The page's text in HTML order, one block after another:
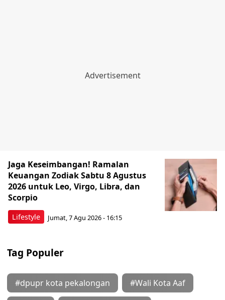
Lifestyle
Jaga Keseimbangan! Ramalan
Keuangan Zodiak Sabtu 8 Agustus
2026 untuk Leo, Virgo, Libra, dan
Scorpio
Jumat, 7 Agu 2026 - 16:15
Tag Populer
#dpupr kota pekalongan #Wali Kota Aaf